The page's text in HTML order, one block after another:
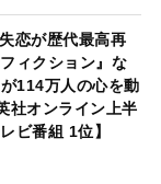
恋が歴代最高再
ィクション』な
114万人の心を動
社オンライン上半
ビ番組 1位】